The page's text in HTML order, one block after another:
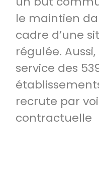
le maintien
cadre d’une
régulée. Aussi,
service des
recrute par
contractuelle